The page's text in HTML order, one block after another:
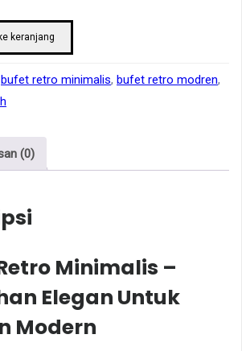
keranjang
bufet retro minimalis, bufet retro modren,
(0)
Minimalis –
Elegan Untuk
Modern